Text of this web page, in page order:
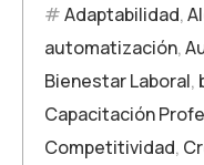
Adaptabilidad,
automatización,
Bienestar Laboral,
Capacitación
Competitividad,